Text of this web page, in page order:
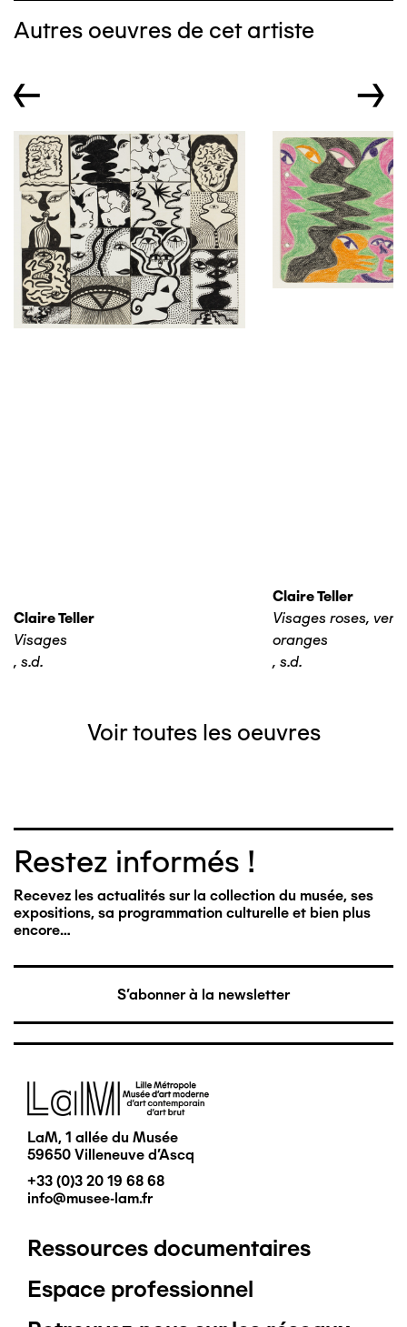
Autres oeuvres de cet artiste
← →
Claire Teller
Visages
, s.d.
Claire Teller
Visages roses,
oranges
, s.d.
Voir toutes les oeuvres
Restez informés !
Recevez les actualités sur la collection du musée, ses
expositions, sa programmation culturelle et bien plus
encore…
S'abonner à la newsletter
Image
LaM, 1 allée du Musée
59650 Villeneuve d'Ascq
+33 (0)3 20 19 68 68
info@musee-lam.fr
Pied
de
Ressources documentaires
Espace professionnel